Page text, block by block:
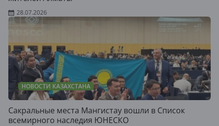
28.07.2026
НОВОСТИ КАЗАХСТАНА
Сакральные места Мангистау вошли в Список
всемирного наследия ЮНЕСКО